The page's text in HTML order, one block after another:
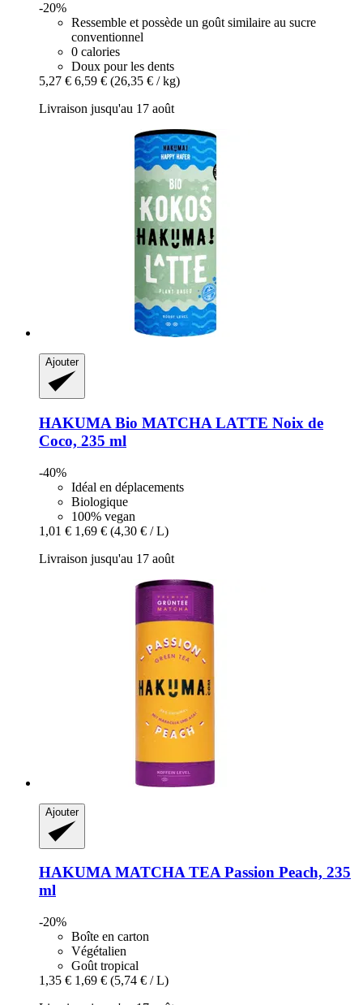
-20%
Ressemble et possède un goût similaire au sucre
conventionnel
0 calories
Doux pour les dents
5,27 € 6,59 € (26,35 € / kg)
Livraison jusqu'au 17 août
Ajouter
HAKUMA Bio MATCHA LATTE Noix de
Coco, 235 ml
-40%
Idéal en déplacements
Biologique
100% vegan
1,01 € 1,69 € (4,30 € / L)
Livraison jusqu'au 17 août
Ajouter
HAKUMAMATCHA TEA Passion Peach, 235
ml
-20%
Boîte en carton
Végétalien
Goût tropical
1,35 € 1,69 € (5,74 € / L)